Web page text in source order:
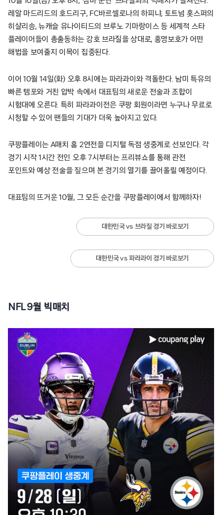
레알 마드리드의 호드리구, FC바르셀로나의 하피냐, 토트넘 홋스퍼의
히샬리송, 뉴캐슬 유나이티드의 브루노 기마랑이스 등 세계적 스타
플레이어들이 총출동하는 강호 브라질을 상대로, 홍명보호가 어떤
해법을 보여줄지 이목이 집중된다.
이어 10월 14일(화) 오후 8시에는 파라과이와 격돌한다. 남미 특유의
빠른 템포와 거친 압박 속에서 대표팀의 새로운 전술과 조합이
시험대에 오른다. 특히 파라과이전은 쿠팡 회원이라면 누구나 무료로
시청할 수 있어 팬들의 기대가 더욱 높아지고 있다.
쿠팡플레이는 A매치 홈 2연전을 디지털 독점 생중계로 선보인다. 각
경기 시작 1시간 전인 오후 7시부터는 프리뷰쇼를 통해 관전
포인트와 예상 전술을 짚으며 본 경기의 열기를 끌어올릴 예정이다.
대표팀의 뜨거운 10월, 그 모든 순간을 쿠팡플레이에서 함께하자!
대한민국 vs 브라질 경기 바로보기
대한민국 vs 파라과이 경기 바로보기
NFL 9월 빅매치